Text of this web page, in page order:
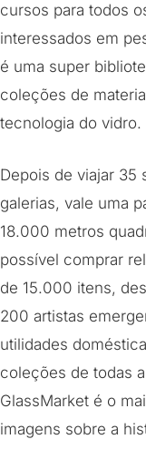
cursos para todos
interessados em
é uma super
coleções de
tecnologia do vidro.
Depois de viajar 35
galerias, vale uma
18.000 metros
possível comprar
de 15.000 itens,
200 artistas
utilidades
coleções de todas
GlassMarket é o
imagens sobre a